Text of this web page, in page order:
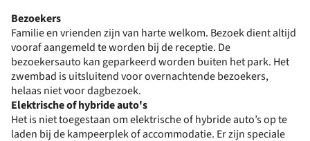
Bezoekers
Familie en vrienden zijn van harte welkom. Bezoek dient altijd
vooraf aangemeld te worden bij de receptie. De
bezoekersauto kan geparkeerd worden buiten het park. Het
zwembad is uitsluitend voor overnachtende bezoekers,
helaas niet voor dagbezoek.
Elektrische of hybride auto's
Het is niet toegestaan om elektrische of hybride auto’s op te
laden bij de kampeerplek of accommodatie. Er zijn speciale